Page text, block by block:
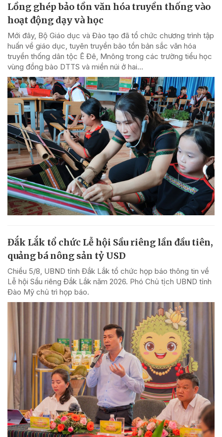
Lồng ghép bảo tồn văn hóa truyền thống vào
hoạt động dạy và học
Mới đây, Bộ Giáo dục và Đào tạo đã tổ chức chương trình tập
huấn về giáo dục, tuyên truyền bảo tồn bản sắc văn hóa
truyền thống dân tộc Ê Đê, Mnông trong các trường tiểu học
vùng đồng bào DTTS và miền núi ở hai...
Đắk Lắk tổ chức Lễ hội Sầu riêng lần đầu tiên,
quảng bá nông sản tỷ USD
Chiều 5/8, UBND tỉnh Đắk Lắk tổ chức họp báo thông tin về
Lễ hội Sầu riêng Đắk Lắk năm 2026. Phó Chủ tịch UBND tỉnh
Đào Mỹ chủ trì họp báo.